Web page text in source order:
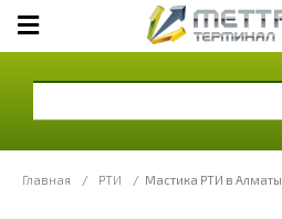
Главная / РТИ / Мастика РТИ в Алматы